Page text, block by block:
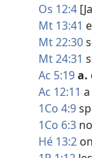
Os 12:4
Mt 13:41
Mt 22:30
Mt 24:31
Ac 5:19a.
Ac 12:11
1Co 4:9
1Co 6:3
Hé 13:2